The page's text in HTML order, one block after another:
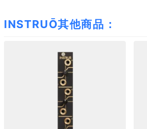
INSTRUŌ其他商品：